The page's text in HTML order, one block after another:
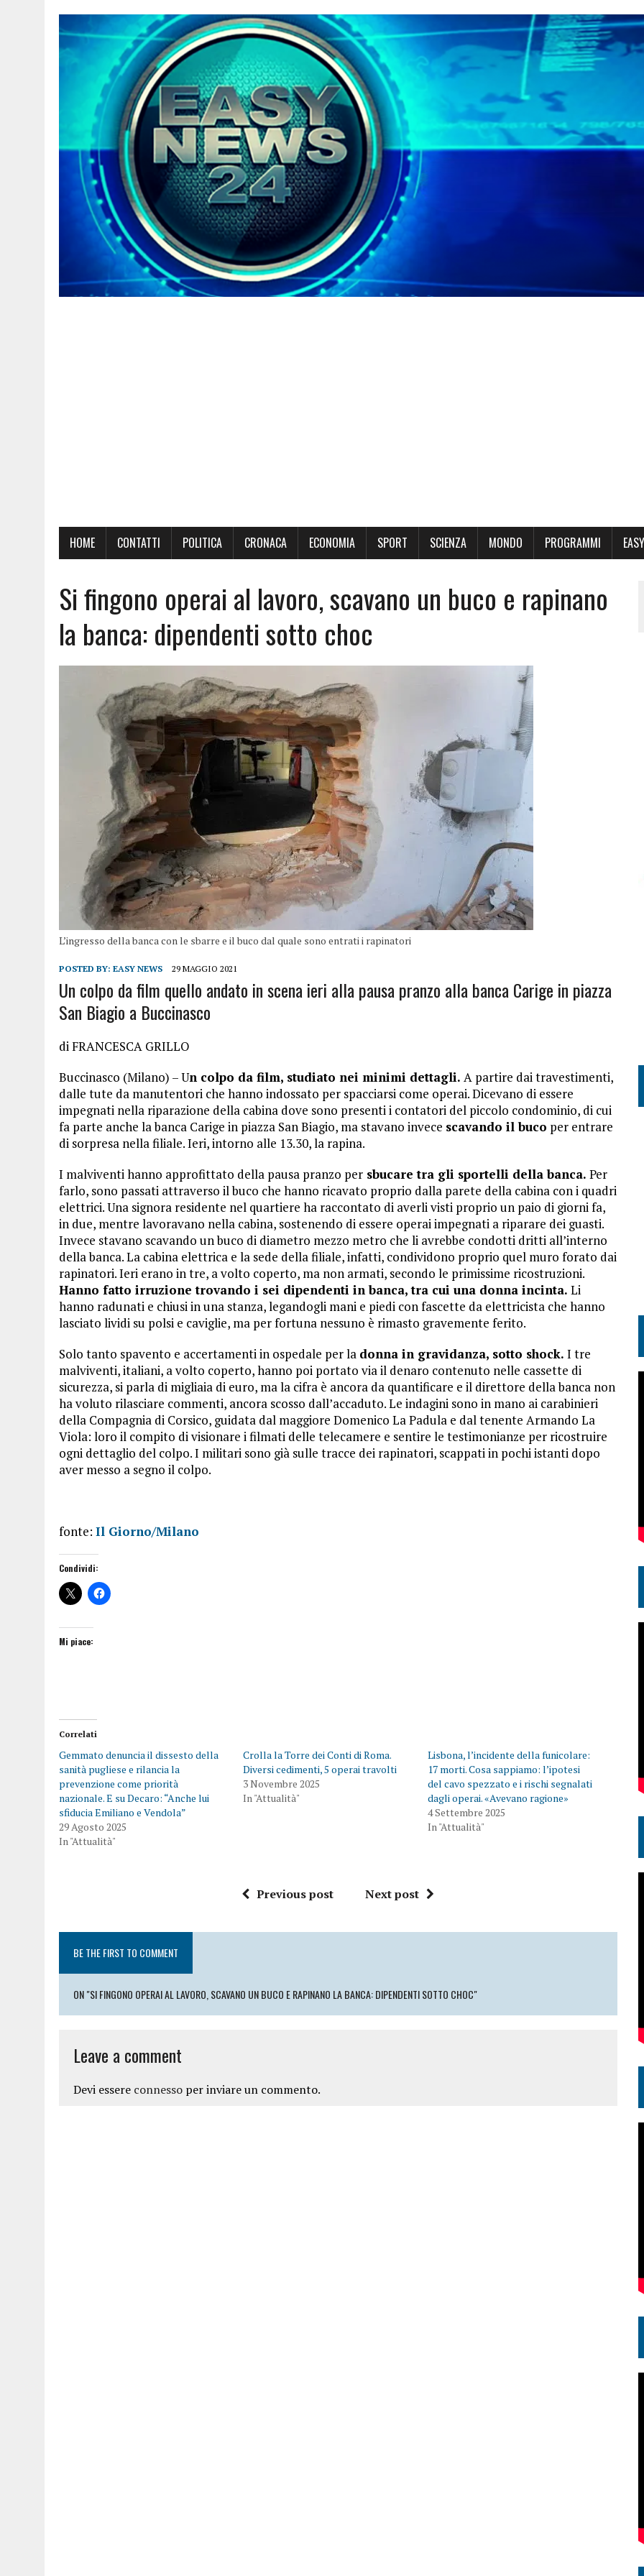
HOME CONTATTI POLITICA CRONACA ECONOMIA SPORT SCIENZA MONDO PROGRAMMI
Si fingono operai al lavoro, scavano un buco e rapinano
la banca: dipendenti sotto choc
L’ingresso della banca con le sbarre e il buco dal quale sono entrati i rapinatori
POSTED BY: EASY NEWS 29 MAGGIO 2021
Un colpo da film quello andato in scena ieri alla pausa pranzo alla banca Carige in piazza
San Biagio a Buccinasco
di FRANCESCA GRILLO
Buccinasco (Milano) – Un colpo da film, studiato nei minimi dettagli. A partire dai travestimenti,
dalle tute da manutentori che hanno indossato per spacciarsi come operai. Dicevano di essere
impegnati nella riparazione della cabina dove sono presenti i contatori del piccolo condominio, di cui
fa parte anche la banca Carige in piazza San Biagio, ma stavano invece scavando il buco per entrare
di sorpresa nella filiale. Ieri, intorno alle 13.30, la rapina.
I malviventi hanno approfittato della pausa pranzo per sbucare tra gli sportelli della banca. Per
farlo, sono passati attraverso il buco che hanno ricavato proprio dalla parete della cabina con i quadri
elettrici. Una signora residente nel quartiere ha raccontato di averli visti proprio un paio di giorni fa,
in due, mentre lavoravano nella cabina, sostenendo di essere operai impegnati a riparare dei guasti.
Invece stavano scavando un buco di diametro mezzo metro che li avrebbe condotti dritti all’interno
della banca. La cabina elettrica e la sede della filiale, infatti, condividono proprio quel muro forato dai
rapinatori. Ieri erano in tre, a volto coperto, ma non armati, secondo le primissime ricostruzioni.
Hanno fatto irruzione trovando i sei dipendenti in banca, tra cui una donna incinta. Li
hanno radunati e chiusi in una stanza, legandogli mani e piedi con fascette da elettricista che hanno
lasciato lividi su polsi e caviglie, ma per fortuna nessuno è rimasto gravemente ferito.
Solo tanto spavento e accertamenti in ospedale per la donna in gravidanza, sotto shock. I tre
malviventi, italiani, a volto coperto, hanno poi portato via il denaro contenuto nelle cassette di
sicurezza, si parla di migliaia di euro, ma la cifra è ancora da quantificare e il direttore della banca non
ha voluto rilasciare commenti, ancora scosso dall’accaduto. Le indagini sono in mano ai carabinieri
della Compagnia di Corsico, guidata dal maggiore Domenico La Padula e dal tenente Armando La
Viola: loro il compito di visionare i filmati delle telecamere e sentire le testimonianze per ricostruire
ogni dettaglio del colpo. I militari sono già sulle tracce dei rapinatori, scappati in pochi istanti dopo
aver messo a segno il colpo.
fonte: Il Giorno/Milano
Condividi:
Mi piace:
Correlati
Gemmato denuncia il dissesto della
sanità pugliese e rilancia la
prevenzione come priorità
nazionale. E su Decaro: “Anche lui
sfiducia Emiliano e Vendola”
29 Agosto 2025
In "Attualità"
Crolla la Torre dei Conti di Roma.
Diversi cedimenti, 5 operai travolti
3 Novembre 2025
In "Attualità"
Lisbona, l’incidente della funicolare:
17 morti. Cosa sappiamo: l’ipotesi
del cavo spezzato e i rischi segnalati
dagli operai. «Avevano ragione»
4 Settembre 2025
In "Attualità"
Previous post Next post
BE THE FIRST TO COMMENT
ON "SI FINGONO OPERAI AL LAVORO, SCAVANO UN BUCO E RAPINANO LA BANCA: DIPENDENTI SOTTO CHOC"
Leave a comment
Devi essere connesso per inviare un commento.